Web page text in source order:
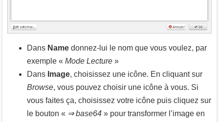
Dans Name donnez-lui le nom que vous voulez, par
exemple « Mode Lecture »
Dans Image, choisissez une icône. En cliquant sur
Browse, vous pouvez choisir une icône à vous. Si
vous faites ça, choisissez votre icône puis cliquez sur
le bouton « ⇒ base64 » pour transformer l’image en